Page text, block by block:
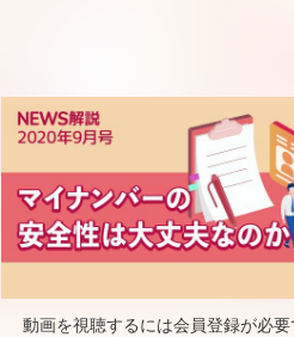
動画を視聴するには会員登録が必要